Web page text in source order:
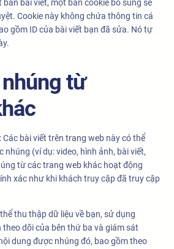
bản bài viết, một bản cookie bổ sung sẽ
Cookie này không chứa thông tin cá
gồm ID của bài viết bạn đã sửa. Nó tự
từ
Các bài viết trên trang web này có thể
nhúng (ví dụ: video, hình ảnh, bài viết,
từ các trang web khác hoạt động
xác như khi khách truy cập đã truy cập
thu thập dữ liệu về bạn, sử dụng
dõi của bên thứ ba và giám sát
dung được nhúng đó, bao gồm theo